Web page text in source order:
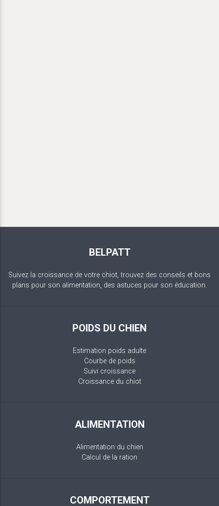
BELPATT
Suivez la croissance de votre chiot, trouvez des conseils et bons
plans pour son alimentation, des astuces pour son éducation.
POIDS DU CHIEN
Estimation poids adulte
Courbe de poids
Suivi croissance
Croissance du chiot
ALIMENTATION
Alimentation du chien
Calcul de la ration
COMPORTEMENT